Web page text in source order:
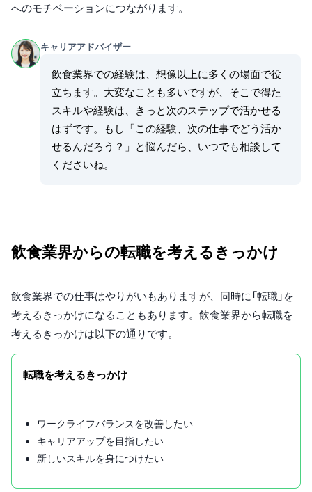
へのモチベーションにつながります。
キャリアアドバイザー
飲食業界での経験は、想像以上に多くの場面で役
立ちます。大変なことも多いですが、そこで得た
スキルや経験は、きっと次のステップで活かせる
はずです。もし「この経験、次の仕事でどう活か
せるんだろう？」と悩んだら、いつでも相談して
くださいね。
飲食業界からの転職を考えるきっかけ
飲食業界での仕事はやりがいもありますが、同時に「転職」を
考えるきっかけになることもあります。飲食業界から転職を
考えるきっかけは以下の通りです。
転職を考えるきっかけ
ワークライフバランスを改善したい
キャリアアップを目指したい
新しいスキルを身につけたい